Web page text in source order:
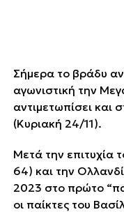
Σήμερα το βράδυ
αγωνιστική την
αντιμετωπίσει και
(Κυριακή 24/11).
Μετά την επιτυχία
64) και την
2023 στο πρώτο
οι παίκτες του